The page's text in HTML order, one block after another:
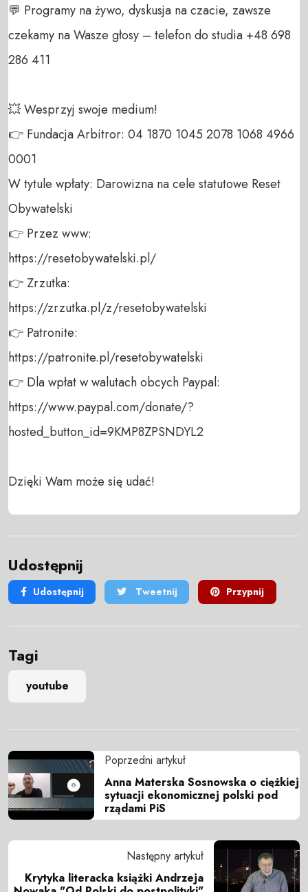
💬 Programy na żywo, dyskusja na czacie, zawsze
czekamy na Wasze głosy – telefon do studia +48 698
286 411
💥 Wesprzyj swoje medium!
👉 Fundacja Arbitror: 04 1870 1045 2078 1068 4966
0001
W tytule wpłaty: Darowizna na cele statutowe Reset
Obywatelski
👉 Przez www:
https://resetobywatelski.pl/
👉 Zrzutka:
https://zrzutka.pl/z/resetobywatelski
👉 Patronite:
https://patronite.pl/resetobywatelski
👉 Dla wpłat w walutach obcych Paypal:
https://www.paypal.com/donate/?
hosted_button_id=9KMP8ZPSNDYL2
Dzięki Wam może się udać!
Udostępnij
Udostępnij Tweetnij Przypnij
Tagi
youtube
Poprzedni artykuł
Anna Materska Sosnowska o ciężkiej
sytuacji ekonomicznej polski pod
rządami PiS
Następny artykuł
Krytyka literacka książki Andrzeja